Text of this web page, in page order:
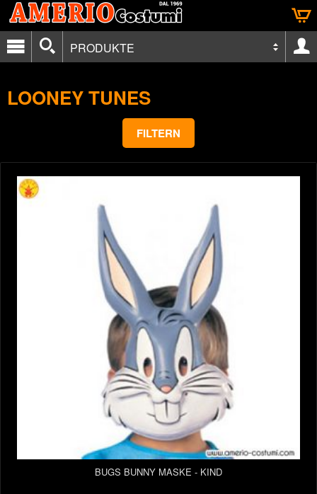
PRODUKTE
LOONEY TUNES
FILTERN
BUGS BUNNY MASKE - KIND